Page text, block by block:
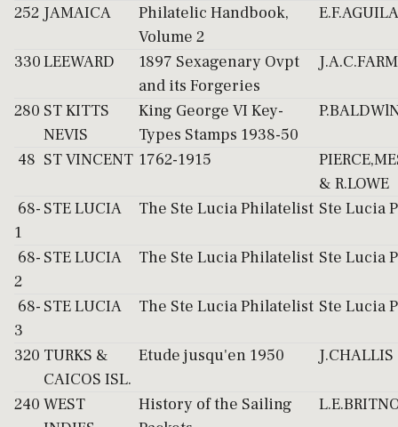
252 JAMAICA
Philatelic Handbook,
Volume 2
330LEEWARD
1897 Sexagenary Ovpt
and its Forgeries
280 ST KITTS
NEVIS
King George VI Key-
Types Stamps 1938-50
48 ST VINCENT 1762-1915
& R.LOWE
68-
1
STE LUCIA The Ste Lucia Philatelist Ste Lucia
68-
2
STE LUCIA The Ste Lucia Philatelist Ste Lucia
68-
3
STE LUCIA The Ste Lucia Philatelist Ste Lucia
320 TURKS &
CAICOS ISL.
Etude jusqu'en 1950 J.CHALLIS
240 WEST
History of the Sailing